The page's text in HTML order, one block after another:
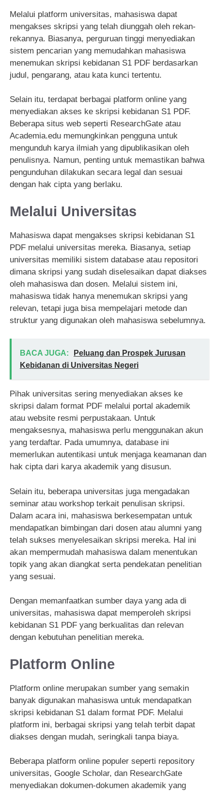
Melalui platform universitas, mahasiswa dapat
mengakses skripsi yang telah diunggah oleh rekan-
rekannya. Biasanya, perguruan tinggi menyediakan
sistem pencarian yang memudahkan mahasiswa
menemukan skripsi kebidanan S1 PDF berdasarkan
judul, pengarang, atau kata kunci tertentu.
Selain itu, terdapat berbagai platform online yang
menyediakan akses ke skripsi kebidanan S1 PDF.
Beberapa situs web seperti ResearchGate atau
Academia.edu memungkinkan pengguna untuk
mengunduh karya ilmiah yang dipublikasikan oleh
penulisnya. Namun, penting untuk memastikan bahwa
pengunduhan dilakukan secara legal dan sesuai
dengan hak cipta yang berlaku.
Melalui Universitas
Mahasiswa dapat mengakses skripsi kebidanan S1
PDF melalui universitas mereka. Biasanya, setiap
universitas memiliki sistem database atau repositori
dimana skripsi yang sudah diselesaikan dapat diakses
oleh mahasiswa dan dosen. Melalui sistem ini,
mahasiswa tidak hanya menemukan skripsi yang
relevan, tetapi juga bisa mempelajari metode dan
struktur yang digunakan oleh mahasiswa sebelumnya.
BACA JUGA:
Peluang dan Prospek Jurusan
Kebidanan di Universitas Negeri
Pihak universitas sering menyediakan akses ke
skripsi dalam format PDF melalui portal akademik
atau website resmi perpustakaan. Untuk
mengaksesnya, mahasiswa perlu menggunakan akun
yang terdaftar. Pada umumnya, database ini
memerlukan autentikasi untuk menjaga keamanan dan
hak cipta dari karya akademik yang disusun.
Selain itu, beberapa universitas juga mengadakan
seminar atau workshop terkait penulisan skripsi.
Dalam acara ini, mahasiswa berkesempatan untuk
mendapatkan bimbingan dari dosen atau alumni yang
telah sukses menyelesaikan skripsi mereka. Hal ini
akan mempermudah mahasiswa dalam menentukan
topik yang akan diangkat serta pendekatan penelitian
yang sesuai.
Dengan memanfaatkan sumber daya yang ada di
universitas, mahasiswa dapat memperoleh skripsi
kebidanan S1 PDF yang berkualitas dan relevan
dengan kebutuhan penelitian mereka.
Platform Online
Platform online merupakan sumber yang semakin
banyak digunakan mahasiswa untuk mendapatkan
skripsi kebidanan S1 dalam format PDF. Melalui
platform ini, berbagai skripsi yang telah terbit dapat
diakses dengan mudah, seringkali tanpa biaya.
Beberapa platform online populer seperti repository
universitas, Google Scholar, dan ResearchGate
menyediakan dokumen-dokumen akademik yang